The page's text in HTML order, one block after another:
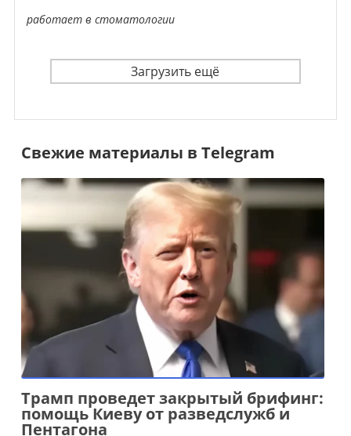
работает в стоматологии
Загрузить ещё
Свежие материалы в Telegram
Трамп проведет закрытый брифинг:
помощь Киеву от разведслужб и
Пентагона